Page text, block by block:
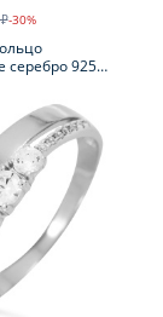
-30%
серебро 925